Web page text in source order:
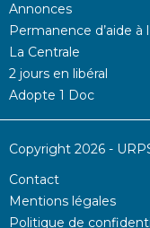
Annonces
Permanence d’aide à
La Centrale
2 jours en libéral
Adopte 1 Doc
Copyright 2026 -
Contact
Mentions légales
Politique de